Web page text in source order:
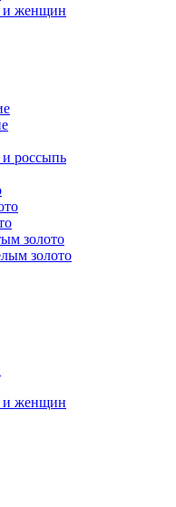
и женщин
и россыпь
золото
золото
и женщин